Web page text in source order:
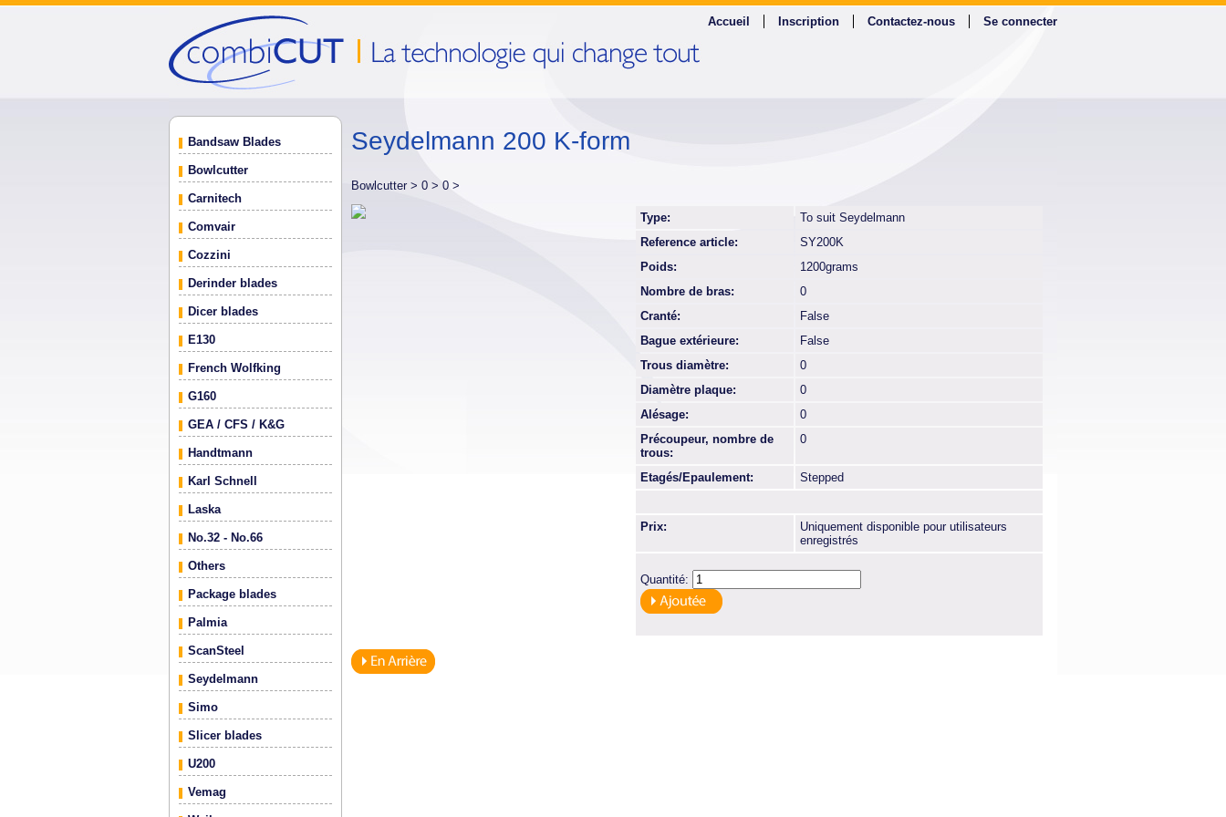
Se connecter
Contactez-nous
Inscription
Accueil
Bandsaw Blades
Bowlcutter
Carnitech
Comvair
Cozzini
Derinder blades
Dicer blades
E130
French Wolfking
G160
GEA / CFS / K&G
Handtmann
Karl Schnell
Laska
No.32 - No.66
Others
Package blades
Palmia
ScanSteel
Seydelmann
Simo
Slicer blades
U200
Vemag
Seydelmann 200 K-form
Bowlcutter > 0 > 0 >
Type:
To suit Seydelmann
Reference article:
SY200K
Poids:
1200grams
Nombre de bras:
0
Cranté:
False
Bague extérieure:
False
Trous diamètre:
0
Diamètre plaque:
0
Alésage:
0
Précoupeur, nombre de
trous:
0
Etagés/Epaulement: Stepped
Prix:
Uniquement disponible pour utilisateurs
enregistrés
Quantité: